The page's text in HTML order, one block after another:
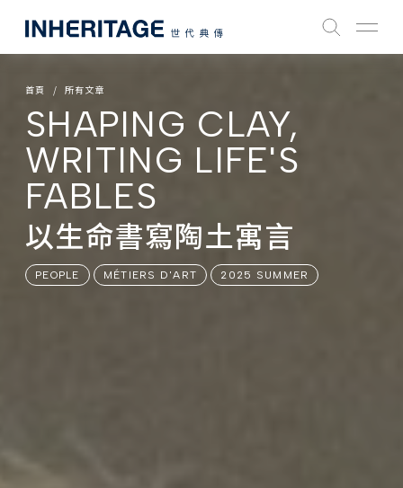
首頁 所有文章
SHAPING CLAY,
WRITING LIFE'S
FABLES
以生命書寫陶土寓言
PEOPLE MÉTIERS D'ART 2025 SUMMER